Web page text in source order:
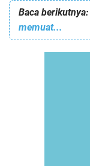
Baca berikutnya:
memuat...